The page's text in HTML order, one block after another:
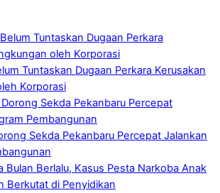
Tuntaskan Dugaan Perkara Kerusakan
Korporasi
Sekda Pekanbaru Percepat Jalankan